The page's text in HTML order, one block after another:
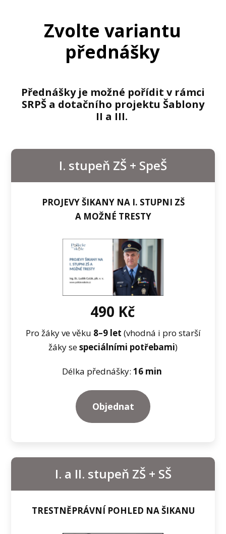
Zvolte variantu
přednášky
Přednášky je možné pořídit v rámci
SRPŠ a dotačního projektu Šablony
II a III.
I. stupeň ZŠ + SpeŠ
PROJEVY ŠIKANY NA I. STUPNI ZŠ
A MOŽNÉ TRESTY
490 Kč
Pro žáky ve věku 8–⁠9 let (vhodná i pro starší
žáky sespeciálními potřebami)
Délka přednášky: 16 min
Objednat
I. a II. stupeň ZŠ + SŠ
TRESTNĚPRÁVNÍ POHLED NA ŠIKANU